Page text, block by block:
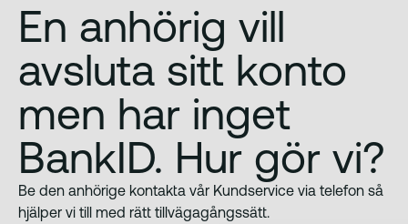
En anhörig vill
avsluta sitt konto
men har inget
BankID. Hur gör vi?
Be den anhörige kontakta vår Kundservice via telefon så
hjälper vi till med rätt tillvägagångssätt.